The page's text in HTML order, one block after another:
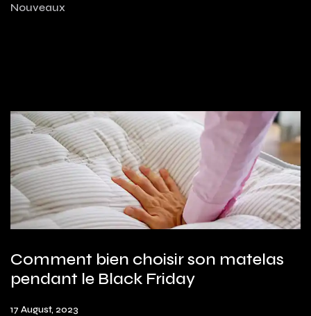
Nouveaux
Comment bien choisir son matelas
pendant le Black Friday
17 August, 2023